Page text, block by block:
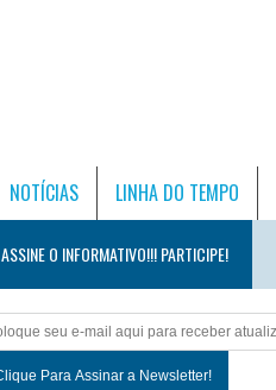
NOTÍCIAS LINHA DO TEMPO
ASSINE O INFORMATIVO!!! PARTICIPE!